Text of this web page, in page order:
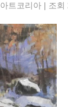
아트코리아 | 조회